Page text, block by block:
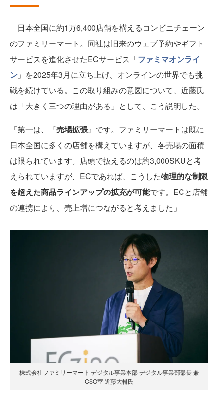
日本全国に約1万6,400店舗を構えるコンビニチェーン
のファミリーマート。同社は旧来のウェブ予約やギフト
サービスを進化させたECサービス「ファミマオンライ
ン 」を2025年3月に立ち上げ、オンラインの世界でも挑
戦を続けている。この取り組みの意図について、近藤氏
は「大きく三つの理由がある」として、こう説明した。
「第一は、『売場拡張』です。ファミリーマートは既に
日本全国に多くの店舗を構えていますが、各売場の面積
は限られています。店頭で扱えるのは約3,000SKUと考
えられていますが、ECであれば、こうした物理的な制限
を超えた商品ラインアップの拡充が可能です。ECと店舗
の連携により、売上増につながると考えました」
株式会社ファミリーマート デジタル事業本部 デジタル事業部部長 兼
CSO室 近藤大輔氏